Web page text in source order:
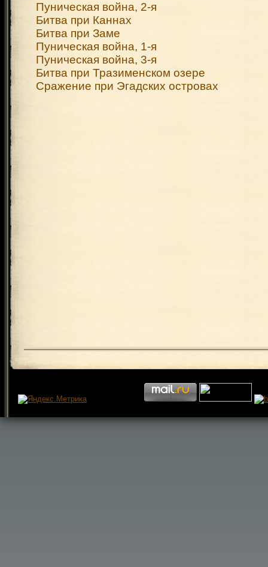
Пуническая война, 2-я
Битва при Каннах
Битва при Заме
Пуническая война, 1-я
Пуническая война, 3-я
Битва при Тразименском озере
Сражение при Эгадских островах